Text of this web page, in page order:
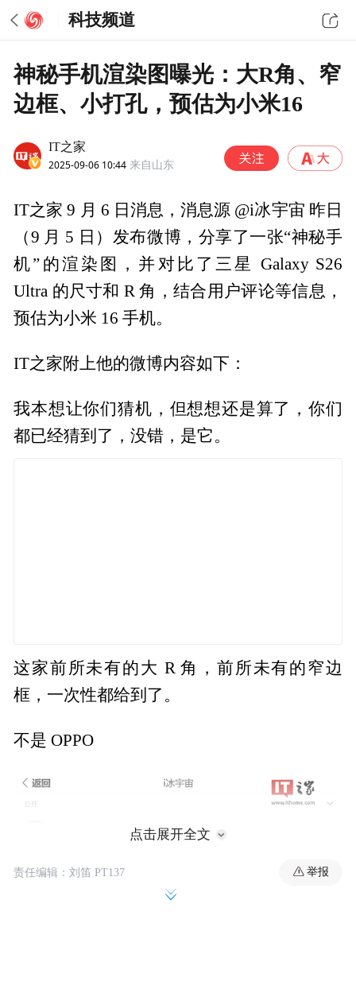
科技频道
神秘手机渲染图曝光：大R角、窄
边框、小打孔，预估为小米16
IT之家
2025-09-06 10:44 来自山东
IT之家 9 月 6 日消息，消息源 @i冰宇宙 昨日
（9 月 5 日）发布微博，分享了一张“神秘手
机”的渲染图，并对比了三星 Galaxy S26
Ultra 的尺寸和 R 角，结合用户评论等信息，
预估为小米 16 手机。
IT之家附上他的微博内容如下：
我本想让你们猜机，但想想还是算了，你们
都已经猜到了，没错，是它。
这家前所未有的大 R 角，前所未有的窄边
框，一次性都给到了。
不是 OPPO
点击展开全文
责任编辑：刘笛 PT137 举报